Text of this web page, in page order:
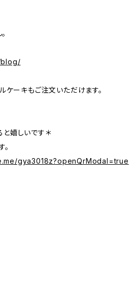
blog/
ーキもご注文いただけます。
と嬉しいです＊
gya3018z?openQrModal=true